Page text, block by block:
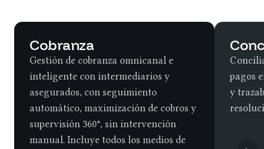
Cobranza
Gestión de cobranza omnicanal e
inteligente con intermediarios y
asegurados, con seguimiento
automático, maximización de cobros y
supervisión 360°, sin intervención
manual. Incluye todos los medios de
pagos
y